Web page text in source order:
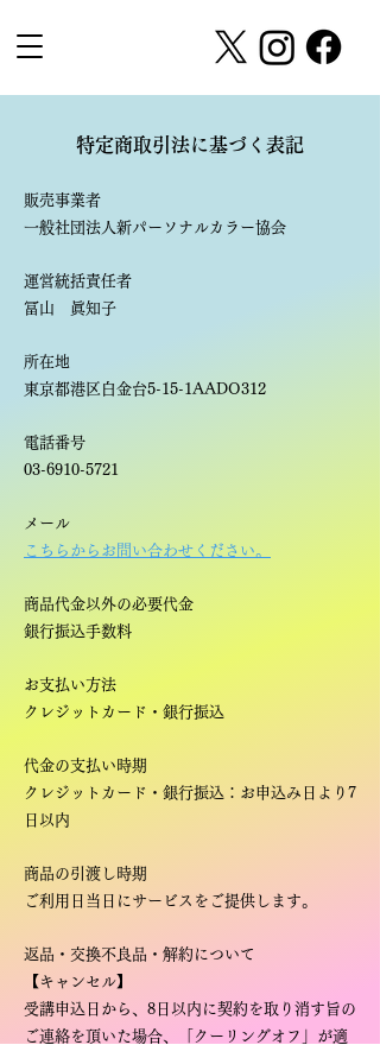
特定商取引法に基づく表記
販売事業者
一般社団法人新パーソナルカラー協会
運営統括責任者
冨山 眞知子
所在地
東京都港区白金台5-15-1AADO312
電話番号
03-6910-5721
メール
こちらからお問い合わせください。
商品代金以外の必要代金
銀行振込手数料
お支払い方法
クレジットカード・銀行振込
代金の支払い時期
クレジットカード・銀行振込：お申込み日より7
日以内
商品の引渡し時期
ご利用日当日にサービスをご提供します。
返品・交換不良品・解約について
【キャンセル】
受講申込日から、8日以内に契約を取り消す旨の
ご連絡を頂いた場合、「クーリングオフ」が適